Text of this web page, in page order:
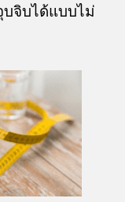
จิบได้แบบไม่